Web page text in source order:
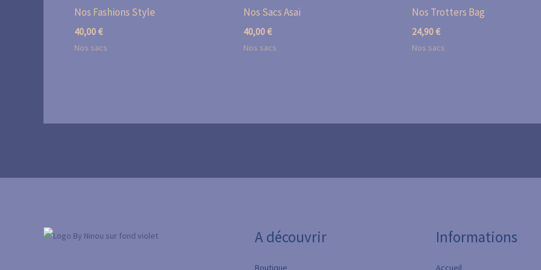
Nos Fashions Style
40,00 €
Nos sacs
Nos Sacs Asaï
40,00 €
Nos sacs
Nos Trotters Bag
24,90 €
Nos sacs
A découvrir
Boutique
Informations
Accueil